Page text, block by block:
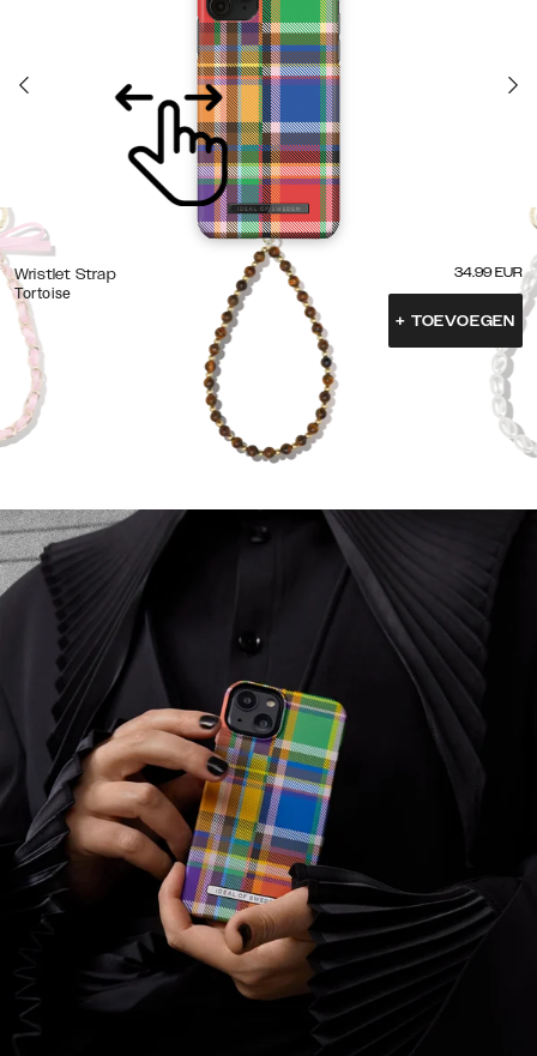
Wristlet Strap
Tortoise
34.99 EUR
+ TOEVOEGEN